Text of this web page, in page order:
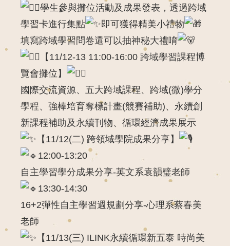
學生參與攤位活動及成果發表，透過跨域
學習卡進行集點
即可獲得精美小禮物
填寫跨域學習問卷還可以抽神秘大禮唷
【11/12-13 11:00-16:00 跨域學習課程博
覽會攤位】
國際交流資源、五大跨域課程、跨域(微)學分
學程、強棒培育奪標計畫(競賽補助)、永續創
新課程補助及永續刊物、循環經濟成果展示
【11/12(二) 跨領域學院成果分享】
12:00-13:20
自主學習學分成果分享-英文系袁韻璧老師
13:30-14:30
16+2彈性自主學習週規劃分享-心理系蔡春美
老師
【11/13(三) ILINK永續循環新五泰 時尚美